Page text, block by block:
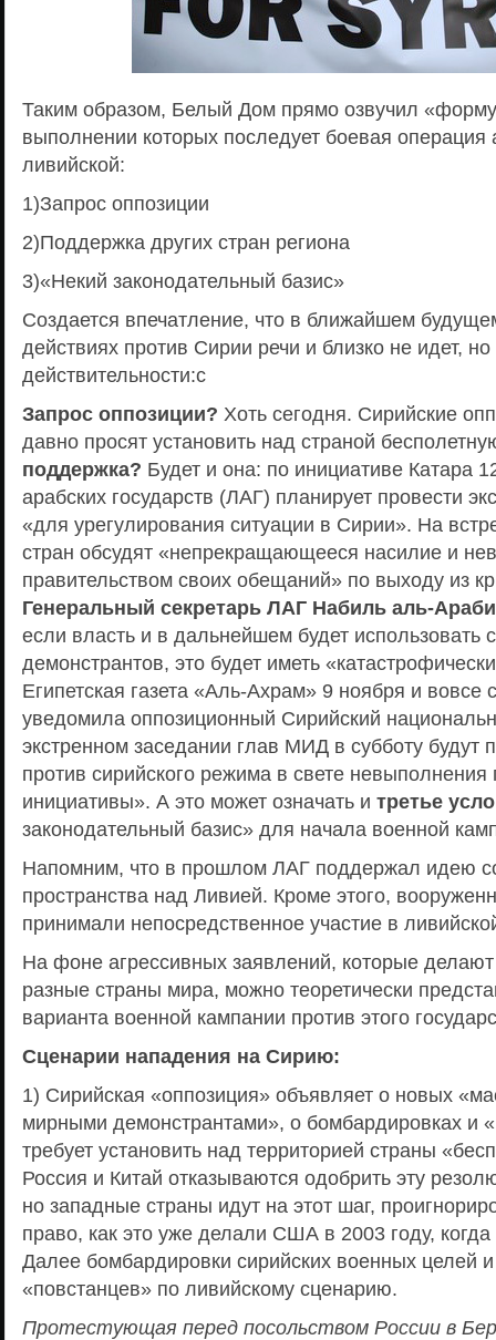
Таким образом, Белый Дом прямо озвучил
выполнении которых последует боевая операция
ливийской:
1)Запрос оппозиции
2)Поддержка других стран региона
3)«Некий законодательный базис»
Создается впечатление, что в ближайшем
действиях против Сирии речи и близко не идет, но
действительности:c
Запрос оппозиции? Хоть сегодня. Сирийские
давно просят установить над страной
поддержка? Будет и она: по инициативе Катара
арабских государств (ЛАГ) планирует провести
«для урегулирования ситуации в Сирии». На
стран обсудят «непрекращающееся насилие и
правительством своих обещаний» по выходу из
Генеральный секретарь ЛАГ Набиль аль-Араби
если власть и в дальнейшем будет использовать
демонстрантов, это будет иметь
Египетская газета «Аль-Ахрам» 9 ноября и
уведомила оппозиционный Сирийский
экстренном заседании глав МИД в субботу
против сирийского режима в свете
инициативы». А это может означать и третье
законодательный базис» для начала военной
Напомним, что в прошлом ЛАГ поддержал идею
пространства над Ливией. Кроме этого,
принимали непосредственное участие в
На фоне агрессивных заявлений, которые
разные страны мира, можно теоретически
варианта военной кампании против этого
Сценарии нападения на Сирию:
1) Сирийская «оппозиция» объявляет о новых
мирными демонстрантами», о бомбардировках и
требует установить над территорией страны
Россия и Китай отказываются одобрить эту
но западные страны идут на этот шаг,
право, как это уже делали США в 2003 году,
Далее бомбардировки сирийских военных целей
«повстанцев» по ливийскому сценарию.
Протестующая перед посольством России в